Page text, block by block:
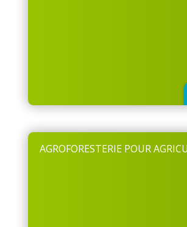
AGROFORESTERIE POUR